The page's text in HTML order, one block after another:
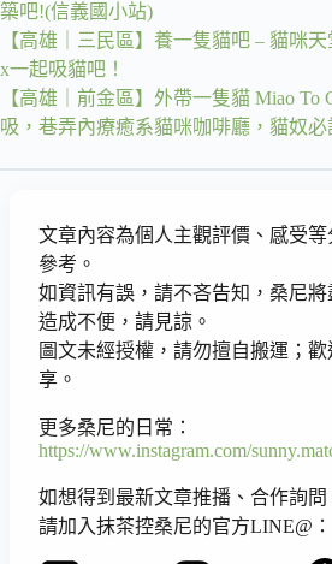
築吧!(信義國小站)
【高雄｜三民區】養一隻貓吧 – 貓咪
x一起吸貓吧！
【高雄｜前金區】外帶一隻貓 Miao To
吸，巷弄內療癒系貓咪咖啡廳，貓奴必
文章內容為個人主觀評價、感受
參考。
如資訊有誤，請不吝告知，桑尼將
造成不便，請見諒。
圖文未經授權，請勿擅自搬運；
享。
更多桑尼的日常：
https://www.instagram.com/
如想得到最新文章推播、合作詢問
請加入抹茶控桑尼的官方LINE@：